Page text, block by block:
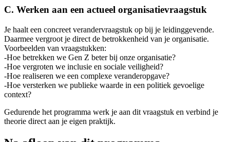
C. Werken aan een actueel organisatievraagstuk
Je haalt een concreet verandervraagstuk op bij je leidinggevende.
Daarmee vergroot je direct de betrokkenheid van je organisatie.
Voorbeelden van vraagstukken:
-Hoe betrekken we Gen Z beter bij onze organisatie?
-Hoe vergroten we inclusie en sociale veiligheid?
-Hoe realiseren we een complexe veranderopgave?
-Hoe versterken we publieke waarde in een politiek gevoelige
context?
Gedurende het programma werk je aan dit vraagstuk en verbind je
theorie direct aan je eigen praktijk.